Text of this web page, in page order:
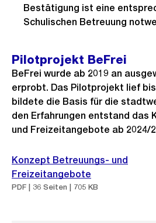
Bestätigung ist eine
Schulischen Betreuung
Pilotprojekt BeFrei
BeFrei wurde ab 2019 an
erprobt. Das Pilotprojekt lief bis
bildete die Basis für die
den Erfahrungen entstand das
und Freizeitangebote ab 2024/
Konzept Betreuungs- und
Freizeitangebote
PDF | 36 Seiten | 705 KB